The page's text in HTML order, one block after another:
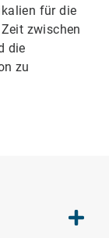
für die
zwischen
die
zu